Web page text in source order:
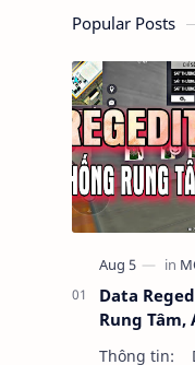
Popular Posts
Data
Rung Tâm,
Thông tin: